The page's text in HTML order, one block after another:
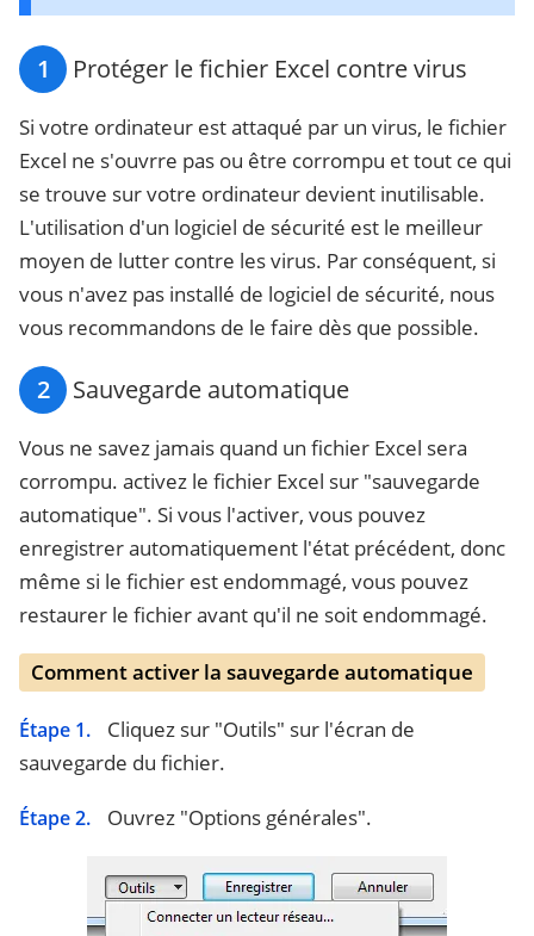
1 Protéger le fichier Excel contre virus
Si votre ordinateur est attaqué par un virus, le fichier
Excel ne s'ouvrre pas ou être corrompu et tout ce qui
se trouve sur votre ordinateur devient inutilisable.
L'utilisation d'un logiciel de sécurité est le meilleur
moyen de lutter contre les virus. Par conséquent, si
vous n'avez pas installé de logiciel de sécurité, nous
vous recommandons de le faire dès que possible.
2 Sauvegarde automatique
Vous ne savez jamais quand un fichier Excel sera
corrompu. activez le fichier Excel sur "sauvegarde
automatique". Si vous l'activer, vous pouvez
enregistrer automatiquement l'état précédent, donc
même si le fichier est endommagé, vous pouvez
restaurer le fichier avant qu'il ne soit endommagé.
Comment activer la sauvegarde automatique
Étape 1.
Cliquez sur "Outils" sur l'écran de
sauvegarde du fichier.
Étape 2. Ouvrez "Options générales".